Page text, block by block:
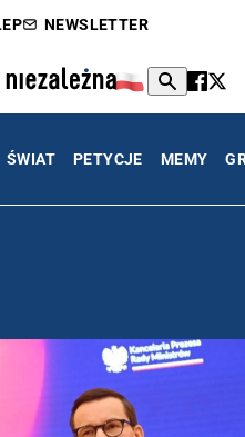
NEWSLETTER
ŚWIAT PETYCJE MEMY